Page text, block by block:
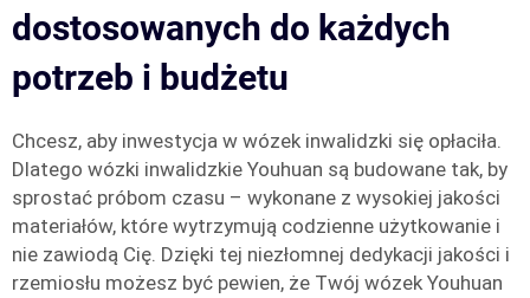
dostosowanych do każdych
potrzeb i budżetu
Chcesz, aby inwestycja w wózek inwalidzki się opłaciła.
Dlatego wózki inwalidzkie Youhuan są budowane tak, by
sprostać próbom czasu – wykonane z wysokiej jakości
materiałów, które wytrzymują codzienne użytkowanie i
nie zawiodą Cię. Dzięki tej niezłomnej dedykacji jakości i
rzemiosłu możesz być pewien, że Twój wózek Youhuan